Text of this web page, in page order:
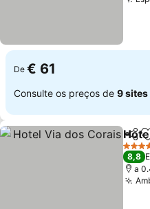
De € 61
Consulte os preços de 9 sites
4
8,8
a